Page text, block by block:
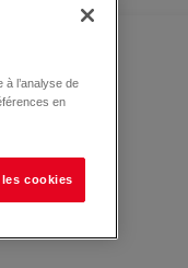
l’analyse de
en
cookies